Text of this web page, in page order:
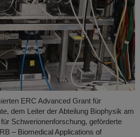
ERC Advanced Grant für
dem Leiter der Abteilung Biophysik am
Schwerionenforschung, geförderte
– Biomedical Applications of